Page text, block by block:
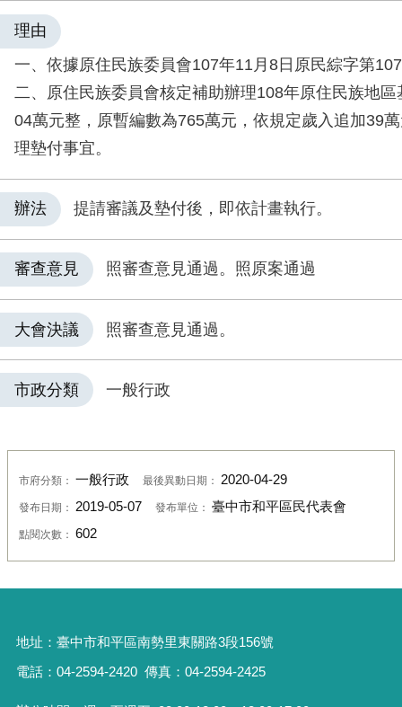
理由
一、依據原住民族委員會107年11月8日原民綜字第
二、原住民族委員會核定補助辦理108年原住民族地
04萬元整，原暫編數為765萬元，依規定歲入追加39
理墊付事宜。
辦法 提請審議及墊付後，即依計畫執行。
審查意見 照審查意見通過。照原案通過
大會決議 照審查意見通過。
市政分類 一般行政
市府分類： 一般行政 最後異動日期： 2020-04-29
發布日期： 2019-05-07 發布單位： 臺中市和平區民代表會
點閱次數： 602
地址： 臺中市和平區南勢里東關路3段156號
電話：04-2594-2420 傳真：04-2594-2425